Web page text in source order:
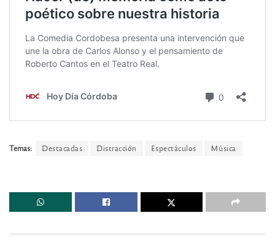
Temas: Destacadas Distracción Espectáculos Música